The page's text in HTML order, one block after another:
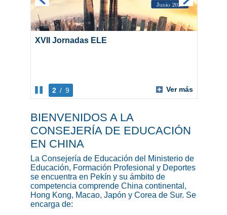
XVII Jornadas ELE
Ver más
2 / 9
BIENVENIDOS A LA
CONSEJERÍA DE EDUCACIÓN
EN CHINA
La Consejería de Educación del Ministerio de
Educación, Formación Profesional y Deportes
se encuentra en Pekín y su ámbito de
competencia comprende China continental,
Hong Kong, Macao, Japón y Corea de Sur. Se
encarga de: